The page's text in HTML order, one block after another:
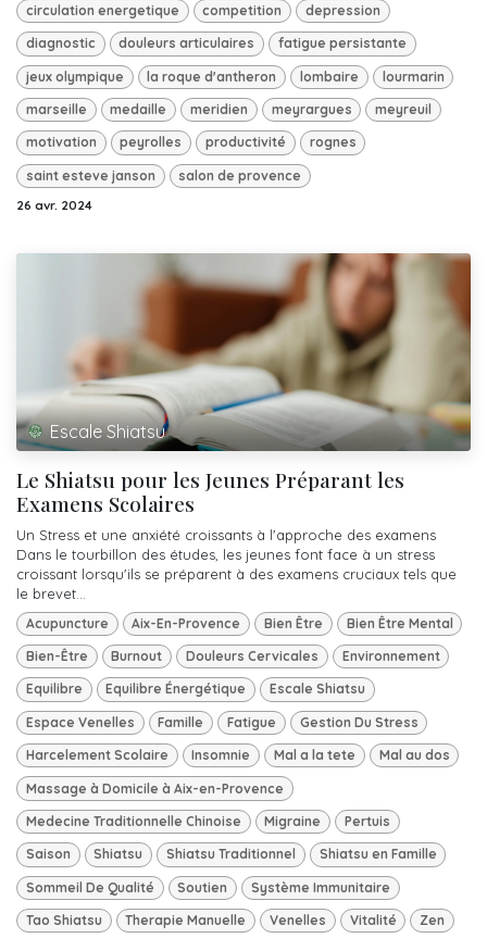
circulation energetique competition depression
diagnostic douleurs articulaires fatigue persistante
jeux olympique la roque d'antheron lombaire lourmarin
marseille medaille meridien meyrargues meyreuil
motivation peyrolles productivité rognes
saint esteve janson salon de provence
26 avr. 2024
Escale Shiatsu
Le Shiatsu pour les Jeunes Préparant les
Examens Scolaires
Un Stress et une anxiété croissants à l'approche des examens
Dans le tourbillon des études, les jeunes font face à un stress
croissant lorsqu'ils se préparent à des examens cruciaux tels que
le brevet...
Acupuncture Aix-En-Provence Bien Être Bien Être Mental
Bien-Être Burnout Douleurs Cervicales Environnement
Equilibre Equilibre Énergétique Escale Shiatsu
Espace Venelles Famille Fatigue Gestion Du Stress
Harcelement Scolaire Insomnie Mal a la tete Mal au dos
Massage à Domicile à Aix-en-Provence
Medecine Traditionnelle Chinoise Migraine Pertuis
Saison Shiatsu Shiatsu Traditionnel Shiatsu en Famille
Sommeil De Qualité Soutien Système Immunitaire
Tao Shiatsu Therapie Manuelle Venelles Vitalité Zen